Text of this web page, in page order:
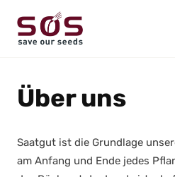
Über uns
Mitmachen
Publikationen
Über uns
Saat­gut ist die Grund­la­ge
am Anfang und Ende jedes